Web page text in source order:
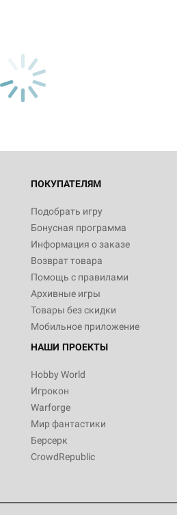
ПОКУПАТЕЛЯМ
Подобрать игру
Бонусная программа
Информация о заказе
Возврат товара
Помощь с правилами
Архивные игры
Товары без скидки
Мобильное приложение
НАШИ ПРОЕКТЫ
Hobby World
Игрокон
Warforge
Мир фантастики
Берсерк
CrowdRepublic